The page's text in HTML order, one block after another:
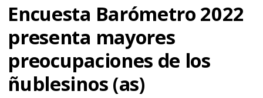
Encuesta Barómetro 2022
presenta mayores
preocupaciones de los
ñublesinos (as)